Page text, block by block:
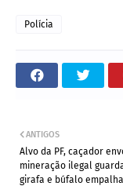
Polícia
ANTIGOS
Alvo da PF, caçador
mineração ilegal
girafa e búfalo